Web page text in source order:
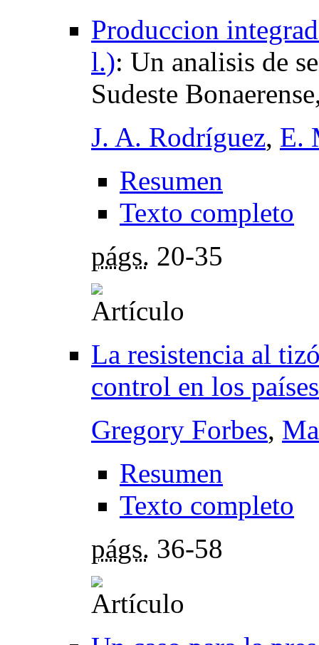
Produccion
l.): Un analisis de
Sudeste
J. A. Rodríguez, E.
Resumen
Texto completo
págs. 20-35
La resistencia al
control en los
Gregory Forbes,
Resumen
Texto completo
págs. 36-58